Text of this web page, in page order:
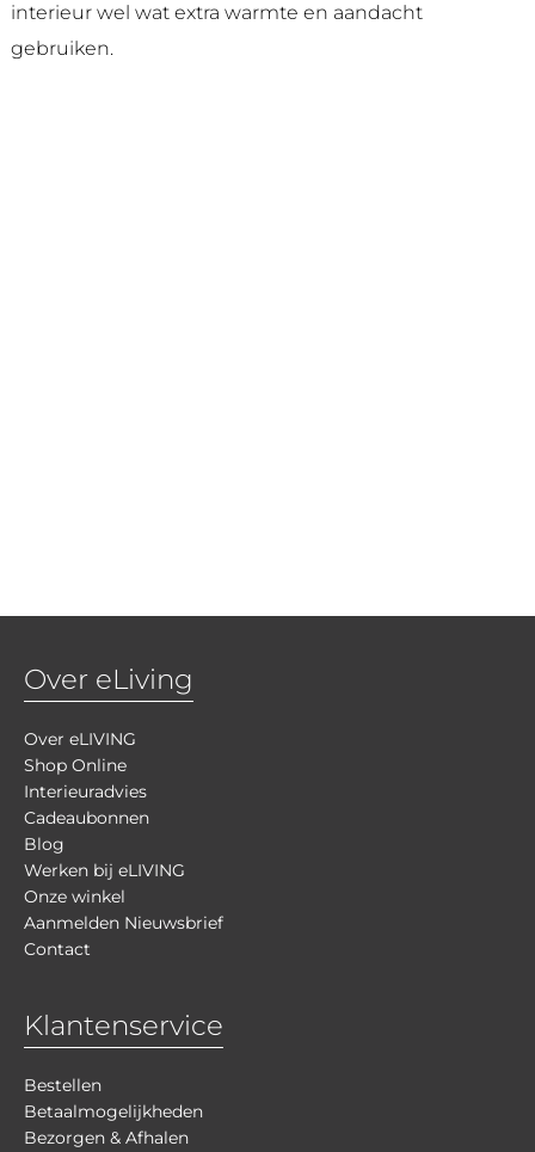
interieur wel wat extra warmte en aandacht
gebruiken.
Over eLiving
Over eLIVING
Shop Online
Interieuradvies
Cadeaubonnen
Blog
Werken bij eLIVING
Onze winkel
Aanmelden Nieuwsbrief
Contact
Klantenservice
Bestellen
Betaalmogelijkheden
Bezorgen & Afhalen